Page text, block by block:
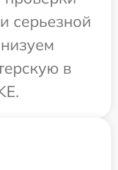
серьезной
в